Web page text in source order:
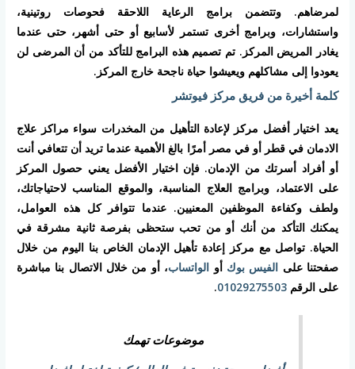
لمرضاهم. وتتضمن برامج الرعاية اللاحقة فحوصات روتينية،
واستشارات، وبرامج أخرى تستمر لأسابيع أو حتى أشهر، حتى عندما
يغادر المريض المركز. تم تصميم هذه البرامج للتأكد من أن المرضى لن
يعودوا إلى مشاكلهم ويعيشوا حياة ناجحة خارج المركز.
كلمة أخيرة من فريق مركز فيوتشر
يعد اختيار أفضل مركز لإعادة التأهيل من المخدرات سواء مراكز علاج
الادمان في قطر أو في مصر أمرًا بالغ الأهمية عندما تريد أن تتعافي أنت
أو أفراد أسرتك من الإدمان. فإن اختيار الأفضل يعني حصول المركز
على الاعتماد، وبرامج العلاج المناسبة، والموقع المناسب لاحتياجاتك،
ولطف وكفاءة الموظفين المعنيين. عندما تتوافر كل هذه العوامل،
يمكنك التأكد من أنك أو من تحب ستحظى بفرصة ثانية مشرقة في
الحياة. تواصل مع مركز إعادة تأهيل الإدمان الخاص بنا اليوم من خلال
صفحتنا على الفيس بوك أو الواتساب، أو من خلال الاتصال بنا مباشرة
على الرقم01029275503
.
موضوعات تهمك